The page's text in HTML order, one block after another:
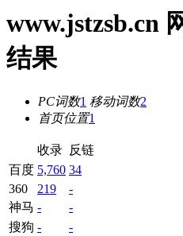
www.jstzsb.cn
结果
PC词数1 移动词数2
首页位置1
收录 反链
百度 5,760 34
360
219
-
神马 -
-
搜狗 -
-